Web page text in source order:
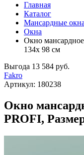
Главная
Каталог
Мансардные окна
Окна
Окно
134х 98 см
Выгода 13 584 руб.
Fakro
Артикул: 180238
Окно
PROFI,